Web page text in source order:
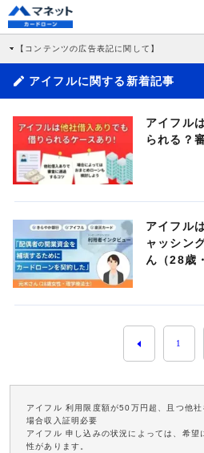
【コンテンツの広告表記に関して】
す。 これらの広告を経由して読者が企業ホーム
社に対して企業から紹介報酬が支払われるとい
商品を根拠なくPRするものではなく、当編集
>提携企業一覧
アイフルに関する新着記事
アイフル
られる？
アイフル
ャッシン
ん（28歳
1
アイフル 利用限度額が50万円超、且つ他
場合収入証明必要
アイフル 申し込みの状況によっては、希望
性があります。